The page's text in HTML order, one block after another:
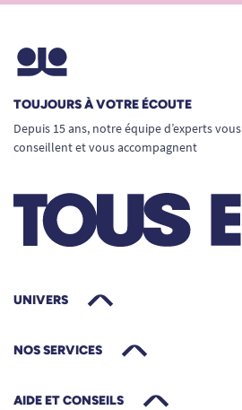
TOUJOURS À VOTRE ÉCOUTE
Depuis 15 ans, notre équipe d’experts vous
conseillent et vous accompagnent
UNIVERS
NOS SERVICES
AIDE ET CONSEILS